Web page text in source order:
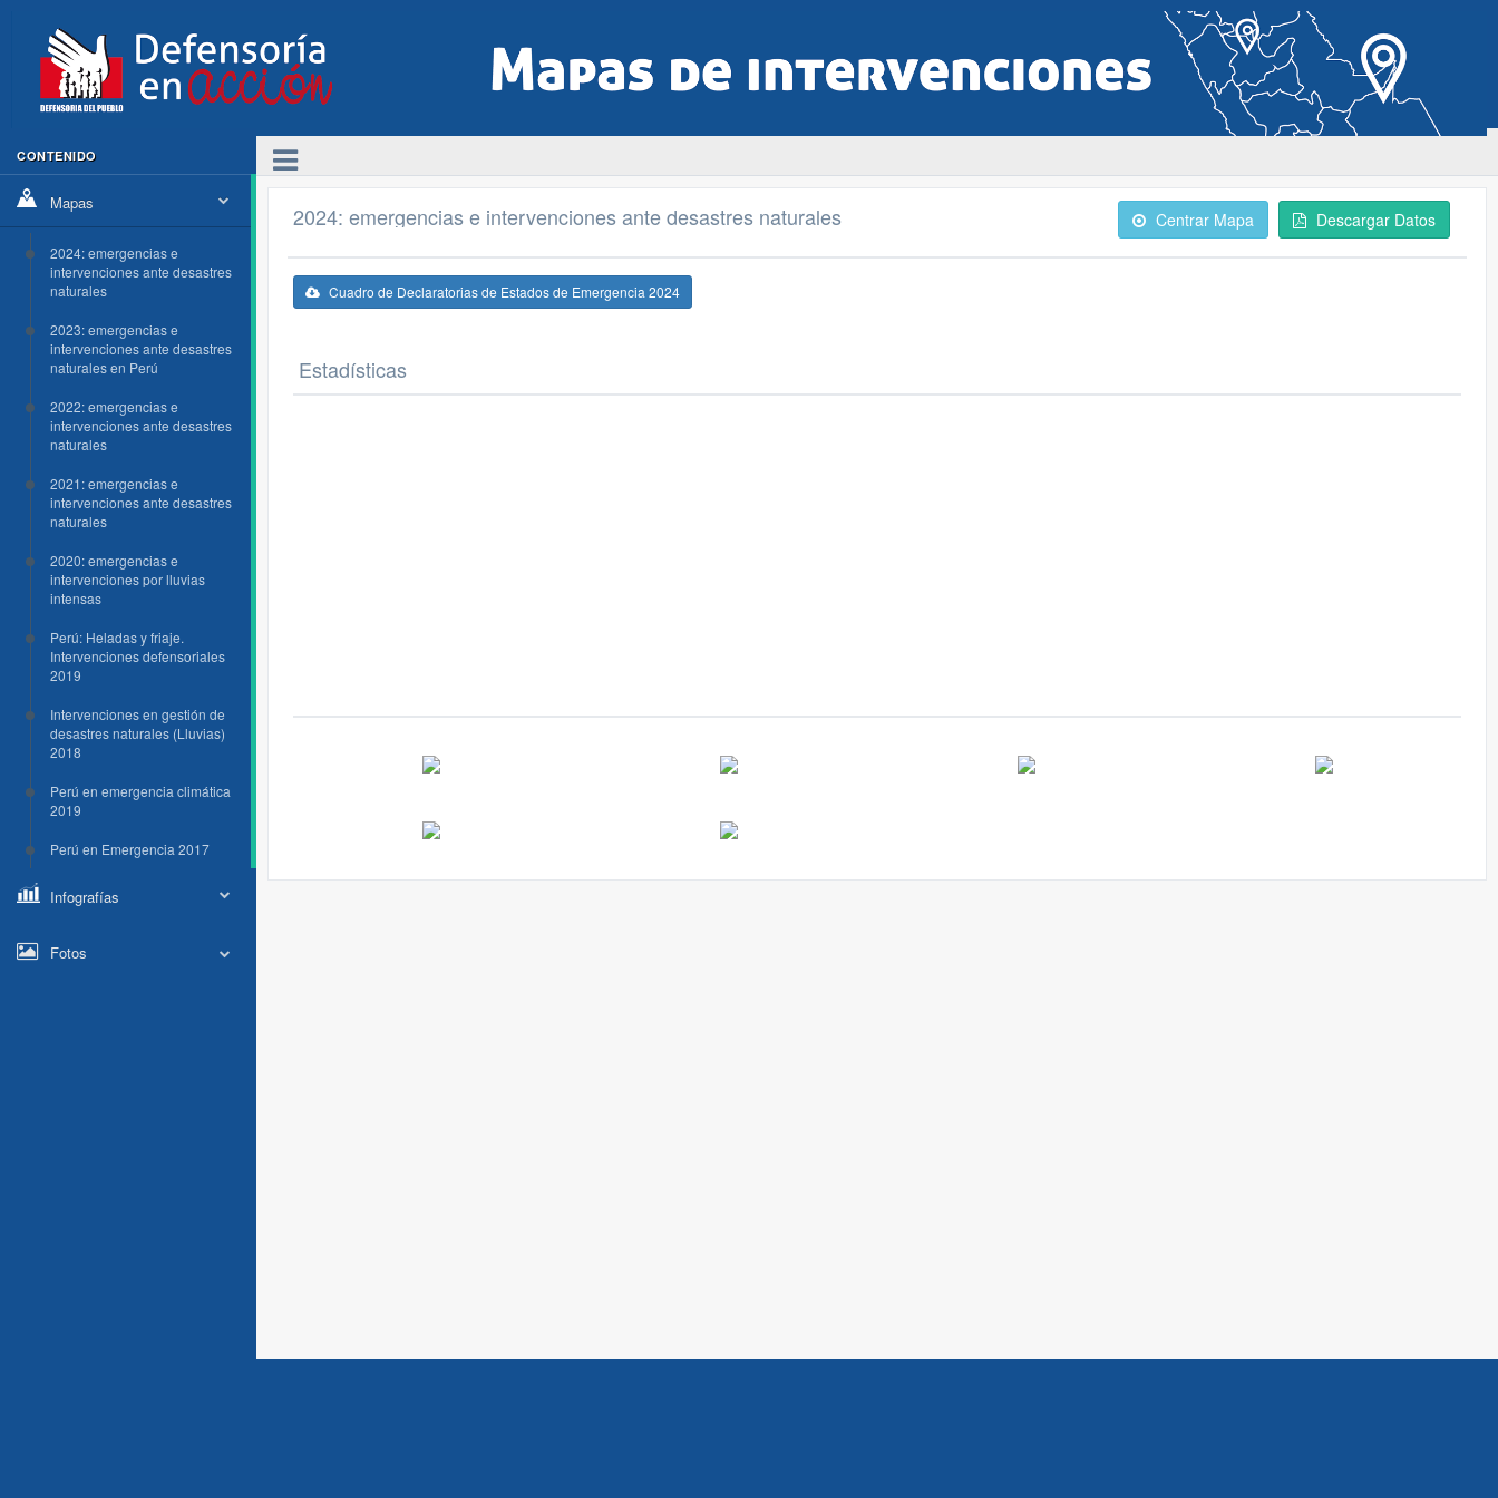
CONTENIDO
Mapas
2024: emergencias e
intervenciones ante desastres
naturales
2023: emergencias e
intervenciones ante desastres
naturales en Perú
2022: emergencias e
intervenciones ante desastres
naturales
2021: emergencias e
intervenciones ante desastres
naturales
2020: emergencias e
intervenciones por lluvias
intensas
Perú: Heladas y friaje.
Intervenciones defensoriales
2019
Intervenciones en gestión de
desastres naturales (Lluvias)
2018
Perú en emergencia climática
2019
Perú en Emergencia 2017
Infografías
Fotos
2024: emergencias e intervenciones ante desastres naturales Centrar Mapa Descargar Datos
Cuadro de Declaratorias de Estados de Emergencia 2024
Estadísticas